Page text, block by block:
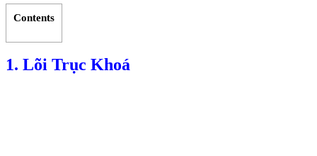
Contents
1. Lõi Trục Khoá